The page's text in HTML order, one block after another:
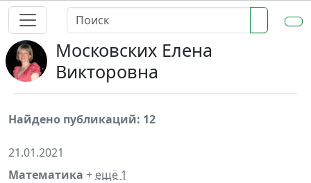
Московских Елена
Викторовна
Найдено публикаций: 12
21.01.2021
Математика + ещё 1